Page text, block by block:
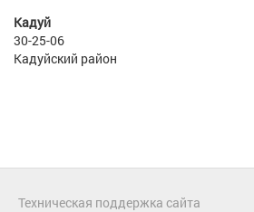
Кадуй
30-25-06
Кадуйский район
Техническая поддержка сайта